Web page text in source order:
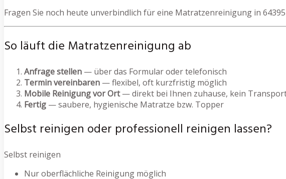
Fragen Sie noch heute unverbindlich für eine Matratzenreinigung in
So läuft die Matratzenreinigung ab
Anfrage stellen — über das Formular oder telefonisch
Termin vereinbaren — flexibel, oft kurzfristig möglich
Mobile Reinigung vor Ort— direkt bei Ihnen zuhause, kein
Fertig — saubere, hygienische Matratze bzw. Topper
Selbst reinigen oder professionell reinigen lassen?
Selbst reinigen
Nur oberflächliche Reinigung möglich